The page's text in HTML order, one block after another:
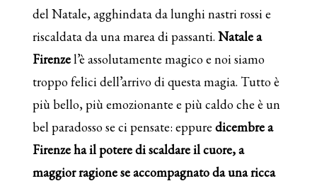
del Natale, agghindata da lunghi nastri rossi e
riscaldata da una marea di passanti.Natale a
Firenzel’è assolutamente magico e noi siamo
troppo felici dell’arrivo di questa magia. Tutto è
più bello, più emozionante e più caldo che è un
bel paradosso se ci pensate: eppuredicembre a
Firenze ha il potere di scaldare il cuore, a
maggior ragione se accompagnato da una ricca